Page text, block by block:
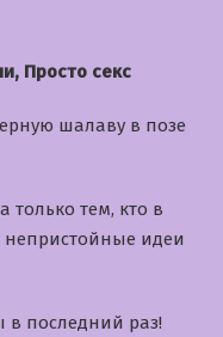
Просто секс
шалаву в позе
тем, кто в
непристойные идеи
в последний раз!